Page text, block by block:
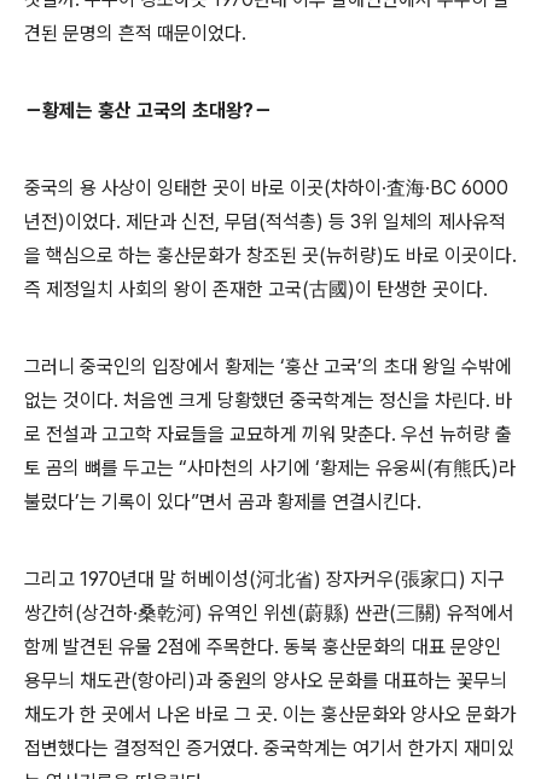
견된 문명의 흔적 때문이었다.
－황제는 훙산 고국의 초대왕?－
중국의 용 사상이 잉태한 곳이 바로 이곳(차하이·査海·BC 6000
년전)이었다. 제단과 신전, 무덤(적석총) 등 3위 일체의 제사유적
을 핵심으로 하는 훙산문화가 창조된 곳(뉴허량)도 바로 이곳이다.
즉 제정일치 사회의 왕이 존재한 고국(古國)이 탄생한 곳이다.
그러니 중국인의 입장에서 황제는 ‘훙산 고국’의 초대 왕일 수밖에
없는 것이다. 처음엔 크게 당황했던 중국학계는 정신을 차린다. 바
로 전설과 고고학 자료들을 교묘하게 끼워 맞춘다. 우선 뉴허량 출
토 곰의 뼈를 두고는 “사마천의 사기에 ‘황제는 유웅씨(有熊氏)라
불렀다’는 기록이 있다”면서 곰과 황제를 연결시킨다.
그리고 1970년대 말 허베이성(河北省) 장자커우(張家口) 지구
쌍간허(상건하·桑乾河) 유역인 위센(蔚縣) 싼관(三關) 유적에서
함께 발견된 유물 2점에 주목한다. 동북 훙산문화의 대표 문양인
용무늬 채도관(항아리)과 중원의 양사오 문화를 대표하는 꽃무늬
채도가 한 곳에서 나온 바로 그 곳. 이는 훙산문화와 양사오 문화가
접변했다는 결정적인 증거였다. 중국학계는 여기서 한가지 재미있